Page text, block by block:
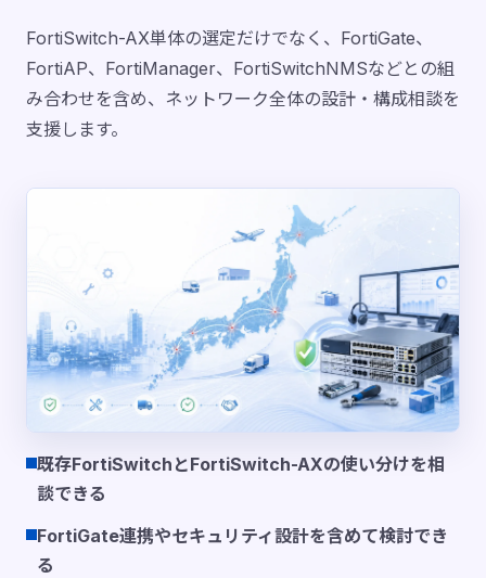
FortiSwitch-AX単体の選定だけでなく、FortiGate、
FortiAP、FortiManager、FortiSwitchNMSなどとの組
み合わせを含め、ネットワーク全体の設計・構成相談を
支援します。
既存FortiSwitchとFortiSwitch-AXの使い分けを相
談できる
FortiGate連携やセキュリティ設計を含めて検討でき
る